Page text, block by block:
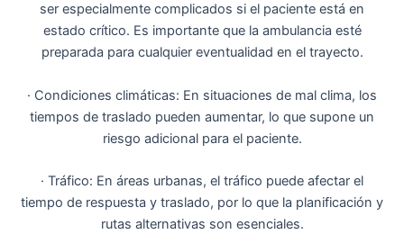
ser especialmente complicados si el paciente está en
estado crítico. Es importante que la ambulancia esté
preparada para cualquier eventualidad en el trayecto.
· Condiciones climáticas: En situaciones de mal clima, los
tiempos de traslado pueden aumentar, lo que supone un
riesgo adicional para el paciente.
· Tráfico: En áreas urbanas, el tráfico puede afectar el
tiempo de respuesta y traslado, por lo que la planificación y
rutas alternativas son esenciales.